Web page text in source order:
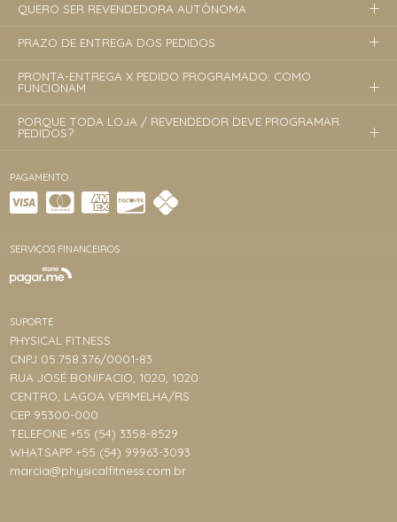
PAGAMENTO
SERVIÇOS FINANCEIROS
SUPORTE
PHYSICAL FITNESS
CNPJ 05.758.376/0001-83
RUA JOSÉ BONIFACIO, 1020, 1020
CENTRO, LAGOA VERMELHA/RS
CEP 95300-000
TELEFONE +55 (54) 3358-8529
WHATSAPP +55 (54) 99963-3093
marcia@physicalfitness.com.br
QUERO SER REVENDEDORA AUTÔNOMA
PRAZO DE ENTREGA DOS PEDIDOS
PRONTA-ENTREGA X PEDIDO PROGRAMADO: COMO
FUNCIONAM
PORQUE TODA LOJA / REVENDEDOR DEVE PROGRAMAR
PEDIDOS?